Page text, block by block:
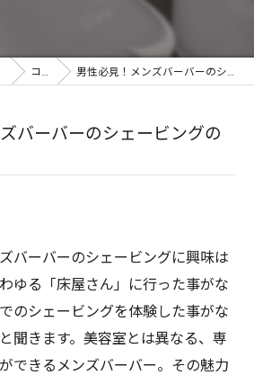
コラム 男性必見！メンズバーバーのシェービングの魅力とは？
バーバーのシェービングの
バーバーのシェービングに興味は
ゆる「床屋さん」に行った事がな
のシェービングを体験した事がな
聞きます。美容室とは異なる、専
できるメンズバーバー。その魅力